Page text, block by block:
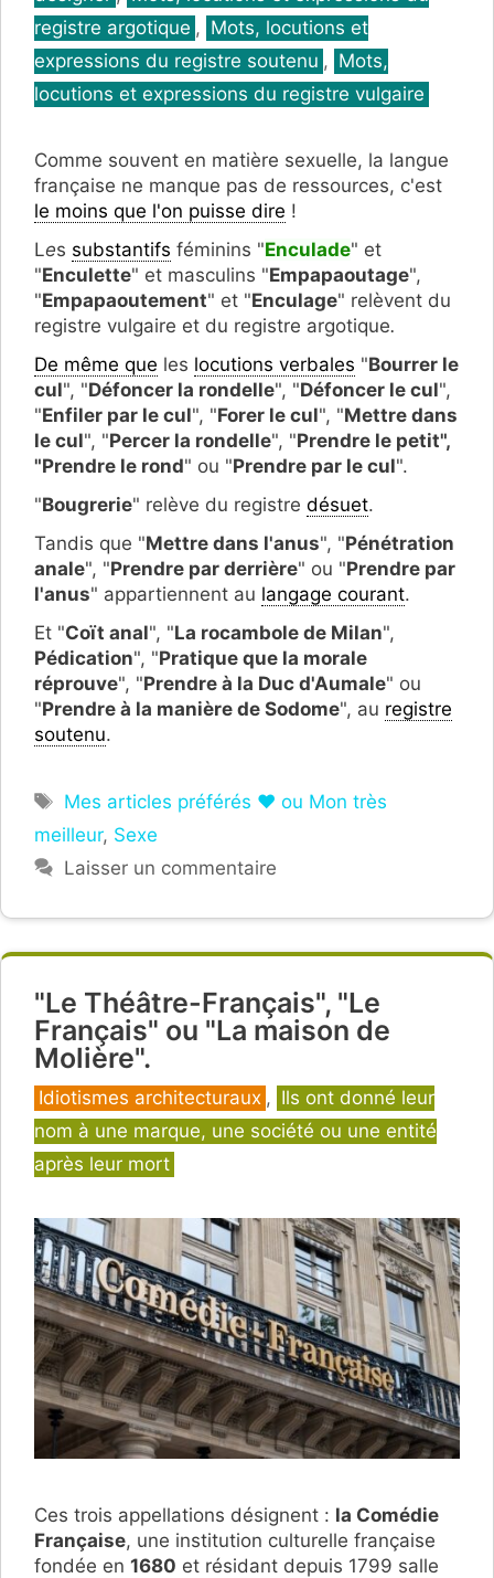
registre argotique , Mots, locutions et
expressions du registre soutenu , Mots,
locutions et expressions du registre vulgaire
Comme souvent en matière sexuelle, la langue
française ne manque pas de ressources, c'est
le moins que l'on puisse dire !
Les substantifs féminins "Enculade" et
"Enculette" et masculins "Empapaoutage",
"Empapaoutement" et "Enculage" relèvent du
registre vulgaire et du registre argotique.
De même que les locutions verbales "Bourrer le
cul", "Défoncer la rondelle", "Défoncer le cul",
"Enfiler par le cul", "Forer le cul", "Mettre dans
le cul", "Percer la rondelle", "Prendre le petit",
"Prendre le rond" ou "Prendre par le cul".
"Bougrerie" relève du registre désuet.
Tandis que "Mettre dans l'anus", "Pénétration
anale", "Prendre par derrière" ou "Prendre par
l'anus" appartiennent au langage courant.
Et "Coït anal", "La rocambole de Milan",
Pédication", "Pratique que la morale
réprouve", "Prendre à la Duc d'Aumale" ou
"Prendre à la manière de Sodome", au registre
soutenu.
Étiquettes
Mes articles préférés ❤ ou Mon très
meilleur, Sexe
Laisser un commentaire
"Le Théâtre-Français", "Le
Français" ou "La maison de
Molière".
Catégories
Idiotismes architecturaux , Ils ont donné leur
nom à une marque, une société ou une entité
après leur mort
Ces trois appellations désignent : la Comédie
Française, une institution culturelle française
fondée en 1680 et résidant depuis 1799 salle